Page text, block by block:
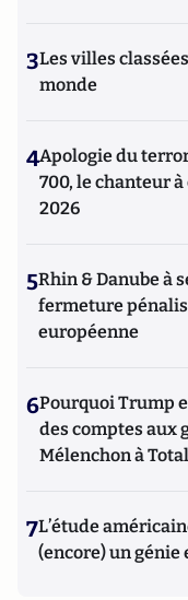
3Les villes
monde
4Apologie du
700, le chanteur à
2026
5Rhin & Danube à
fermeture
européenne
6Pourquoi Trump
des comptes aux
Mélenchon à Total
7L’étude
(encore) un génie